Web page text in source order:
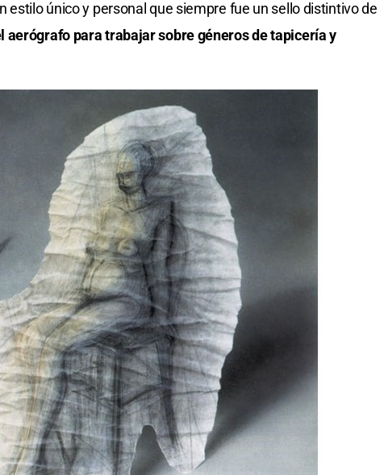
estilo único y personal que siempre fue un sello distintivo de
aerógrafo para trabajar sobre géneros de tapicería y